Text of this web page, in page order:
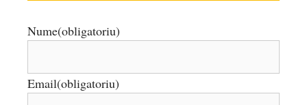
Nume(obligatoriu)
Email(obligatoriu)